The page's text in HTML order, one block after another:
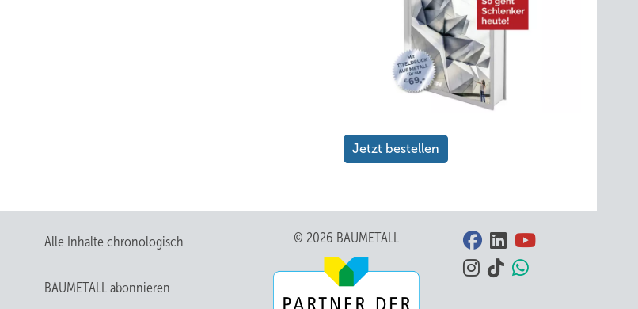
Jetzt bestellen
Alle Inhalte chronologisch
BAUMETALL abonnieren
© 2026 BAUMETALL